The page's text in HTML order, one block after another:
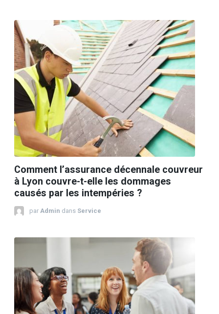
Comment l’assurance décennale couvreur
à Lyon couvre-t-elle les dommages
causés par les intempéries ?
par Admin dans Service